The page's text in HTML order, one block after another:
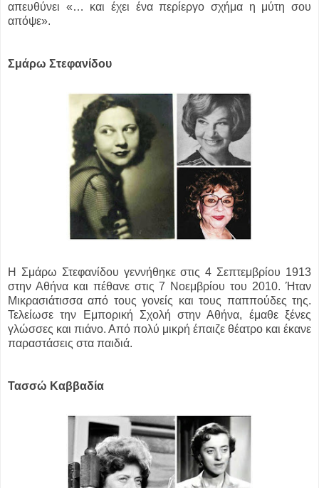
απευθύνει «… και έχει ένα περίεργο σχήμα η μύτη σου
απόψε».
Σμάρω Στεφανίδου
Η Σμάρω Στεφανίδου γεννήθηκε στις 4 Σεπτεμβρίου 1913
στην Αθήνα και πέθανε στις 7 Νοεμβρίου του 2010. Ήταν
Μικρασιάτισσα από τους γονείς και τους παππούδες της.
Τελείωσε την Εμπορική Σχολή στην Αθήνα, έμαθε ξένες
γλώσσες και πιάνο. Από πολύ μικρή έπαιζε θέατρο και έκανε
παραστάσεις στα παιδιά.
Τασσώ Καββαδία